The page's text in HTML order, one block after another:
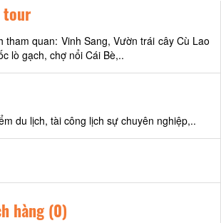
tour
tham quan: Vinh Sang, Vườn trái cây Cù Lao
lò gạch, chợ nổi Cái Bè,..
du lịch, tài công lịch sự chuyên nghiệp,..
hàng (0)